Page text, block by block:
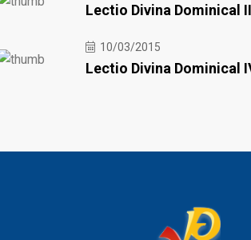
Lectio Divina Dominical
10/03/2015
Lectio Divina Dominical